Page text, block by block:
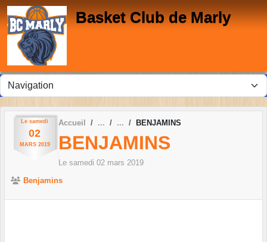
Basket Club de Marly
Le samedi
02
MARS 2019
Accueil BENJAMINS
BENJAMINS
Le samedi 02 mars 2019
Benjamins
Panneau de gestion des cookies